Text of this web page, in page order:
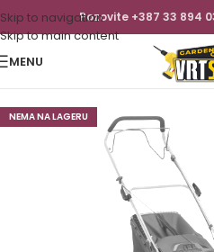
Skip to navigation
Skip to main content
Pozovite +387 33 894
MENU
NEMA NA LAGERU